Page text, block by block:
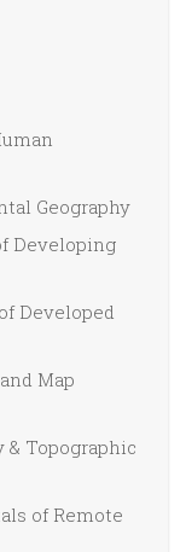
Geography
Developing
Developed
Map
& Topographic
of Remote